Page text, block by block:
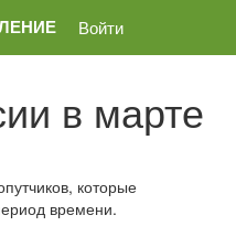
Войти
в марте
которые
времени.